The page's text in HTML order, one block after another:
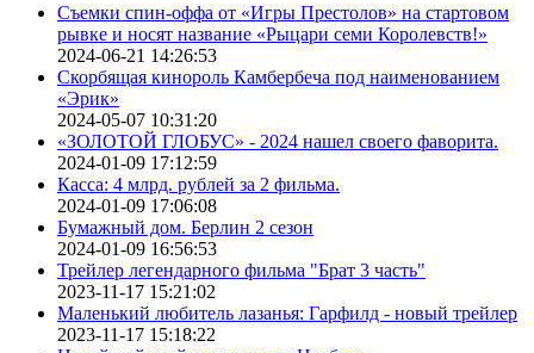
Съемки спин-оффа от «Игры Престолов» на стартовом
рывке и носят название «Рыцари семи Королевств!»
2024-06-21 14:26:53
Скорбящая кинороль Камбербеча под наименованием
«Эрик»
2024-05-07 10:31:20
«ЗОЛОТОЙ ГЛОБУС» - 2024 нашел своего фаворита.
2024-01-09 17:12:59
Касса: 4 млрд. рублей за 2 фильма.
2024-01-09 17:06:08
Бумажный дом. Берлин 2 сезон
2024-01-09 16:56:53
Трейлер легендарного фильма "Брат 3 часть"
2023-11-17 15:21:02
Маленький любитель лазанья: Гарфилд - новый трейлер
2023-11-17 15:18:22